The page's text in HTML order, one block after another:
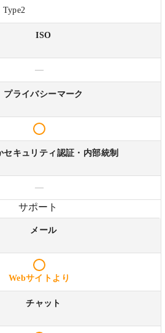
Type2
ISO
—
プライバシーマーク
セキュリティ認証・内部統制
—
サポート
メール
Webサイトより
チャット